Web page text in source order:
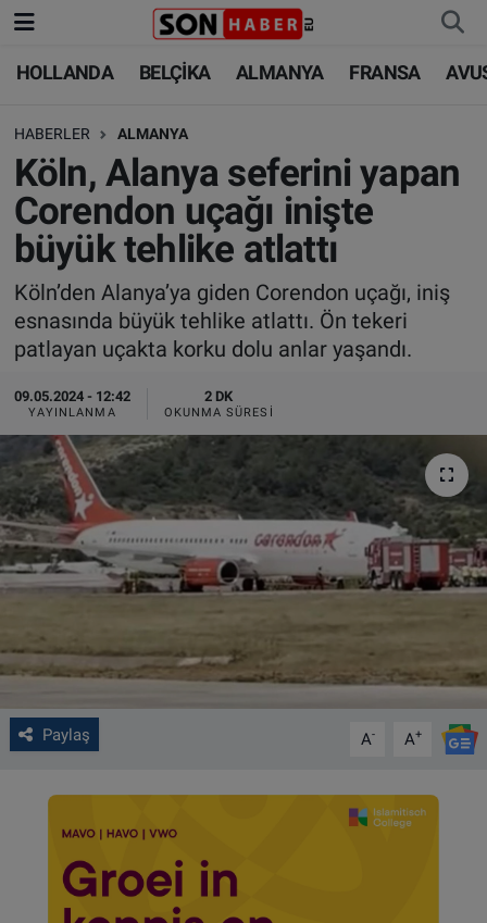
HOLLANDA BELÇİKA ALMANYA FRANSA
HABERLER ALMANYA
Köln, Alanya seferini yapan
Corendon uçağı inişte
büyük tehlike atlattı
Köln’den Alanya’ya giden Corendon uçağı, iniş
esnasında büyük tehlike atlattı. Ön tekeri
patlayan uçakta korku dolu anlar yaşandı.
09.05.2024 - 12:42
YAYINLANMA
2 DK
OKUNMA SÜRESI
Paylaş A- A+
HOLLANDA
BELÇİKA
ALMANYA
FRANSA
AVUSTURYA
SAĞLIK - YAŞAM
BİLİM-TEKNOLOJİ
HOLLANDA
BELÇİKA
ALMANYA
TÜRKİYE
DÜNYA
BİLİM-TEKNOLOJİ
SAĞLIK
FOTO GALERİ
VIDEO GALERİ
ALGEMENE VOORWAARDEN
Nöbetçi Eczaneler
Hava Durumu
Trafik Durumu
Süper Lig Puan Durumu ve Fikstür
Tüm Manşetler
Son Dakika Haberleri
Haber Arşivi